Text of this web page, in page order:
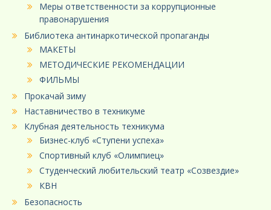
Меры ответственности за коррупционные
правонарушения
Библиотека антинаркотической пропаганды
МАКЕТЫ
МЕТОДИЧЕСКИЕ РЕКОМЕНДАЦИИ
ФИЛЬМЫ
Прокачай зиму
Наставничество в техникуме
Клубная деятельность техникума
Бизнес-клуб «Ступени успеха»
Спортивный клуб «Олимпиец»
Студенческий любительский театр «Созвездие»
КВН
Безопасность